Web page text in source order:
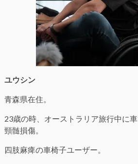
ユウシン
青森県在住。
23歳の時、オーストラリア旅行中に
頸髄損傷。
四肢麻痺の車椅子ユーザー。